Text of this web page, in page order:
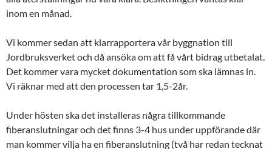
inom en månad.
Vi kommer sedan att klarrapportera vår byggnation till
Jordbruksverket och då ansöka om att få vårt bidrag utbetalat.
Det kommer vara mycket dokumentation som ska lämnas in.
Vi räknar med att den processen tar 1,5-2år.
Under hösten ska det installeras några tillkommande
fiberanslutningar och det finns 3-4 hus under uppförande där
man kommer vilja ha en fiberanslutning (två har redan tecknat